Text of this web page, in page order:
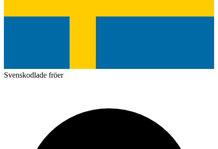
Svenskodlade fröer